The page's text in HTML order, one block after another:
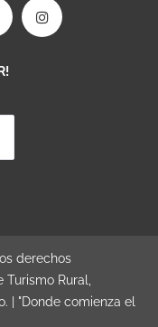
derechos
Rural,
| "Donde comienza el